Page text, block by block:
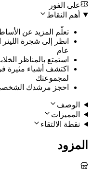
على الفور
أهم النقاط
تعلّم المزيد عن
عام
استمتع بالمناظر
اكتشف أشياء مثيرة
لمجموعتك
احجز مرشدك
الوصف
المميزات
نقطة الالتقاء
المزود